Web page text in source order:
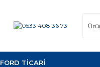
FORD TİCARİ